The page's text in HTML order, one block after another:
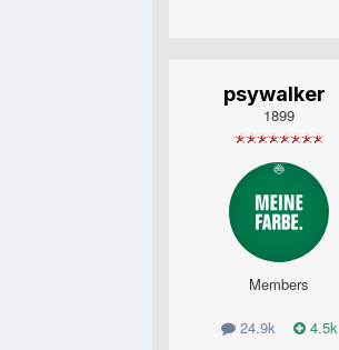
psywalker
1899
Members
24.9k 4.5k